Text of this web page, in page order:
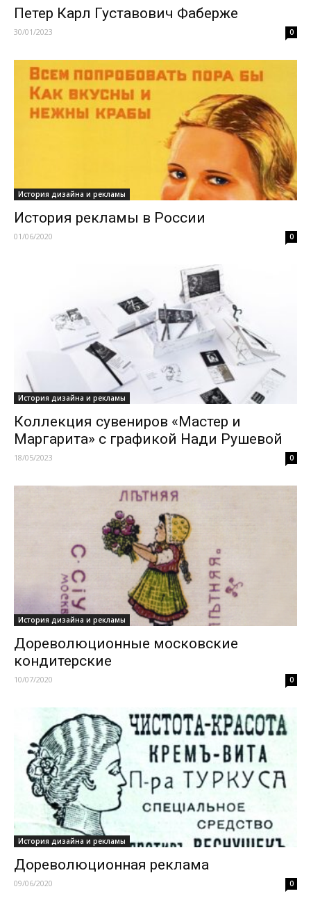
Петер Карл Густавович Фаберже
30/01/2023 0
История дизайна и рекламы
История рекламы в России
01/06/2020 0
История дизайна и рекламы
Коллекция сувениров «Мастер и
Маргарита» с графикой Нади Рушевой
18/05/2023 0
История дизайна и рекламы
Дореволюционные московские
кондитерские
10/07/2020 0
История дизайна и рекламы
Дореволюционная реклама
09/06/2020 0